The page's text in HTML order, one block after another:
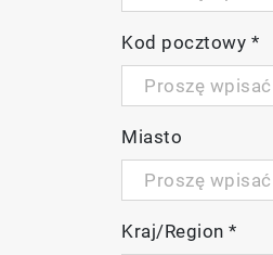
Kod pocztowy *
Miasto
Kraj/Region *